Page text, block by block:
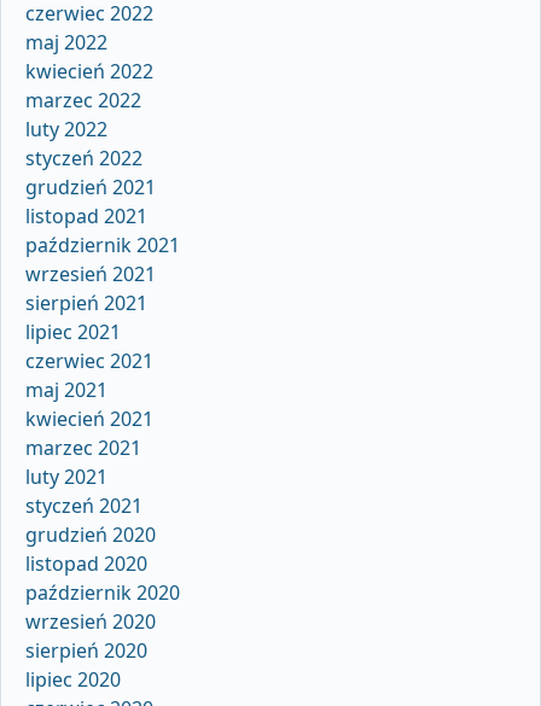
czerwiec 2022
maj 2022
kwiecień 2022
marzec 2022
luty 2022
styczeń 2022
grudzień 2021
listopad 2021
październik 2021
wrzesień 2021
sierpień 2021
lipiec 2021
czerwiec 2021
maj 2021
kwiecień 2021
marzec 2021
luty 2021
styczeń 2021
grudzień 2020
listopad 2020
październik 2020
wrzesień 2020
sierpień 2020
lipiec 2020